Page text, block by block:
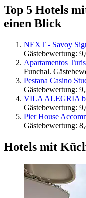
Top 5 Hotels
einen Blick
NEXT - Savoy
Gästebewertung:
Apartamentos
Funchal.
Pestana Casino
Gästebewertung:
VILA ALEGRIA
Gästebewertung:
Pier House
Gästebewertung:
Hotels mit